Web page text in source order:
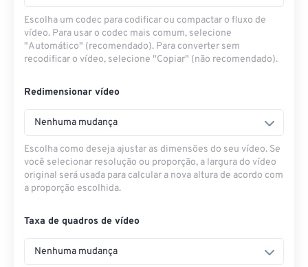
Escolha um codec para codificar ou compactar o fluxo de
vídeo. Para usar o codec mais comum, selecione
"Automático" (recomendado). Para converter sem
recodificar o vídeo, selecione "Copiar" (não recomendado).
Redimensionar vídeo
Nenhuma mudança
Escolha como deseja ajustar as dimensões do seu vídeo. Se
você selecionar resolução ou proporção, a largura do vídeo
original será usada para calcular a nova altura de acordo com
a proporção escolhida.
Taxa de quadros de vídeo
Nenhuma mudança